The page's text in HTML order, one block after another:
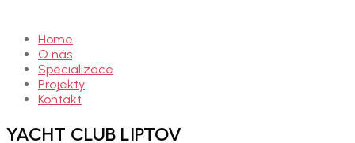
Home
O nás
Specializace
Projekty
Kontakt
YACHT CLUB LIPTOV